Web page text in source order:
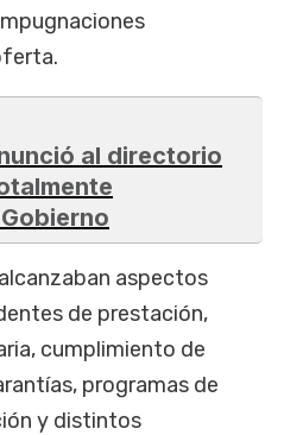
al directorio
aspectos
de prestación,
cumplimiento de
programas de
y distintos